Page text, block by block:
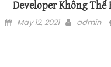
Developer Không Thể
Posted on
May 12, 2021 Author
admin